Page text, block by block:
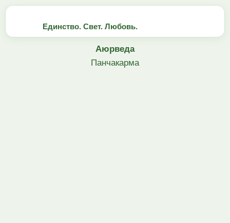
Единство. Свет. Любовь.
Аюрведа
Панчакарма